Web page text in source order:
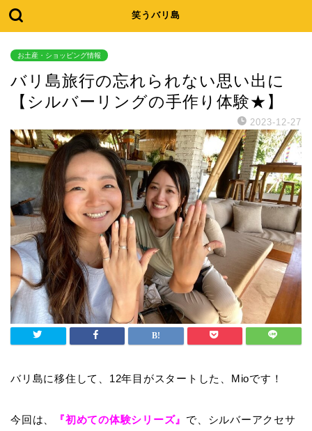
笑うバリ島
お土産・ショッピング情報
バリ島旅行の忘れられない思い出に
【シルバーリングの手作り体験★】
2023-12-27
バリ島に移住して、12年目がスタートした、Mioです！
今回は、 『初めての体験シリーズ』 で、シルバーアクセサ